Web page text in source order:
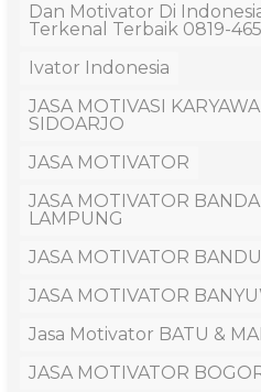
Dan Motivator Di
Terkenal Terbaik 0819-
Ivator Indonesia
JASA MOTIVASI
SIDOARJO
JASA MOTIVATOR
JASA MOTIVATOR
LAMPUNG
JASA MOTIVATOR
JASA MOTIVATOR
Jasa Motivator BATU &
JASA MOTIVATOR